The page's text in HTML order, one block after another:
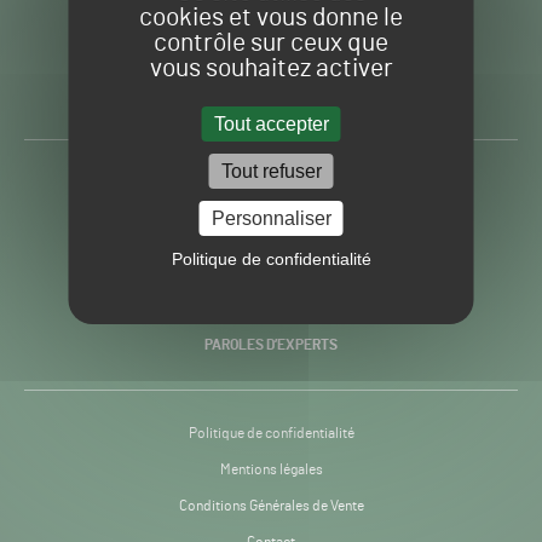
cookies et vous donne le
contrôle sur ceux que
vous souhaitez activer
Tout accepter
Tout refuser
Personnaliser
Politique de confidentialité
Gazon
Sport
H24
-
Toute l’info autour du
PRATIQUES
PAROLES D’EXPERTS
Politique de confidentialité
Mentions légales
Conditions Générales de Vente